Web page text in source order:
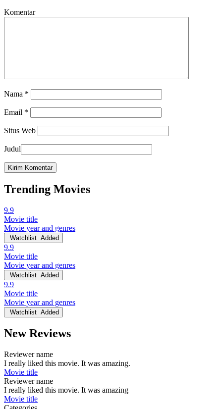
Komentar
Nama *
Email *
Situs Web
Judul
Trending Movies
9.9
Movie title
Movie year and genres
Watchlist Added
9.9
Movie title
Movie year and genres
Watchlist Added
9.9
Movie title
Movie year and genres
Watchlist Added
New Reviews
Reviewer name
I really liked this movie. It was amazing.
Movie title
Reviewer name
I really liked this movie. It was amazing
Movie title